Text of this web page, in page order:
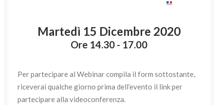
Martedì 15 Dicembre 2020
Ore 14.30 - 17.00
Per partecipare al Webinar compila il form sottostante,
riceverai qualche giorno prima dell’evento il link per
partecipare alla videoconferenza.